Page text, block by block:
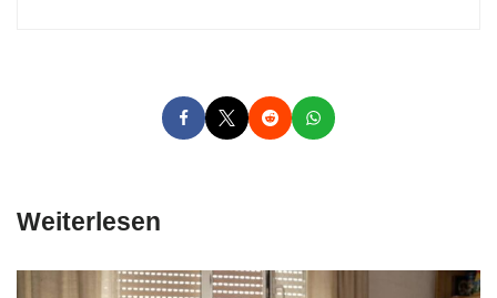
Weiterlesen